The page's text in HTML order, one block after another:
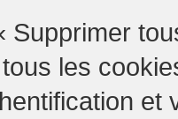
Supprimer
tous les
et